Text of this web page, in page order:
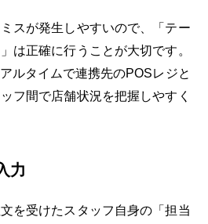
スが発生しやすいので、「テー
は正確に行うことが大切です。
ルタイムで連携先のPOSレジと
フ間で店舗状況を把握しやすく
力
を受けたスタッフ自身の「担当